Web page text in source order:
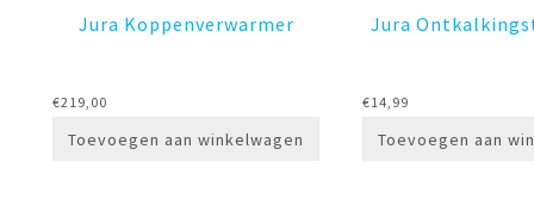
Jura Koppenverwarmer
€219,00
Toevoegen aan winkelwagen
Jura
€14,99
Toevoegen aan